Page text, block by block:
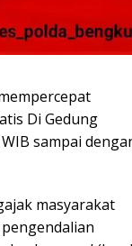
Di Gedung
sampai
masyarakat